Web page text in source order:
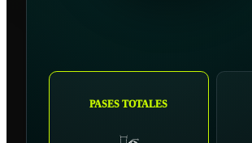
PASES TOTALES